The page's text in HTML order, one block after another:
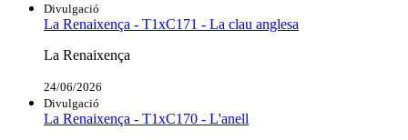
Divulgació
La Renaixença - T1xC171 - La clau anglesa
La Renaixença
24/06/2026
Divulgació
La Renaixença - T1xC170 - L'anell